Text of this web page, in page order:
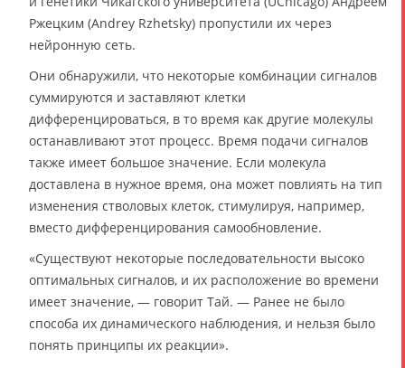
Ржецким (Andrey Rzhetsky) пропустили их через
нейронную сеть.
Они обнаружили, что некоторые комбинации сигналов
суммируются и заставляют клетки
дифференцироваться, в то время как другие молекулы
останавливают этот процесс. Время подачи сигналов
также имеет большое значение. Если молекула
доставлена в нужное время, она может повлиять на тип
изменения стволовых клеток, стимулируя, например,
вместо дифференцирования самообновление.
«Существуют некоторые последовательности высоко
оптимальных сигналов, и их расположение во времени
имеет значение, — говорит Тай. — Ранее не было
способа их динамического наблюдения, и нельзя было
понять принципы их реакции».